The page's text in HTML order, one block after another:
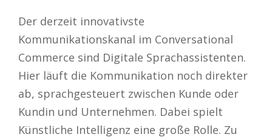
Der derzeit innovativste
Kommunikationskanal im Conversational
Commerce sind Digitale Sprachassistenten.
Hier läuft die Kommunikation noch direkter
ab, sprachgesteuert zwischen Kunde oder
Kundin und Unternehmen. Dabei spielt
Künstliche Intelligenz eine große Rolle. Zu